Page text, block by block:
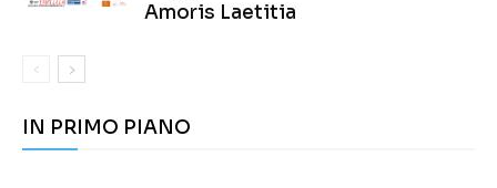
Amoris Laetitia
IN PRIMO PIANO